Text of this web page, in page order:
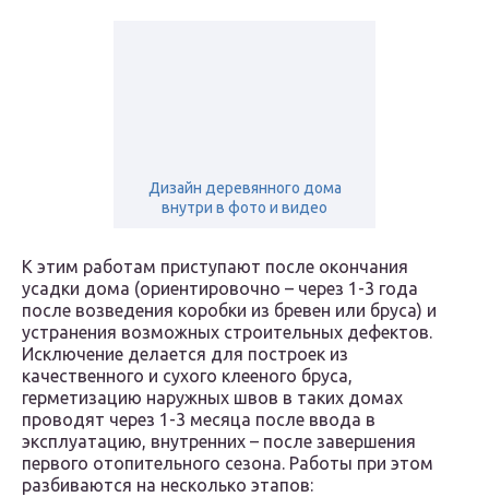
Дизайн деревянного дома
внутри в фото и видео
К этим работам приступают после окончания
усадки дома (ориентировочно – через 1-3 года
после возведения коробки из бревен или бруса) и
устранения возможных строительных дефектов.
Исключение делается для построек из
качественного и сухого клееного бруса,
герметизацию наружных швов в таких домах
проводят через 1-3 месяца после ввода в
эксплуатацию, внутренних – после завершения
первого отопительного сезона. Работы при этом
разбиваются на несколько этапов: